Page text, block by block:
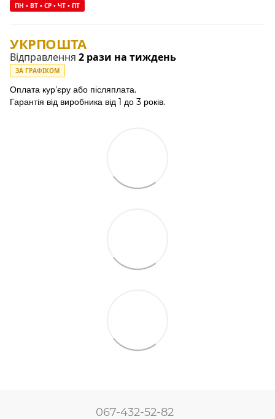
ПН • ВТ • СР • ЧТ • ПТ
УКРПОШТА
Відправлення 2 рази на тиждень
ЗА ГРАФІКОМ
Оплата кур'єру або післяплата.
Гарантія від виробника від 1 до 3 років.
067-432-52-82